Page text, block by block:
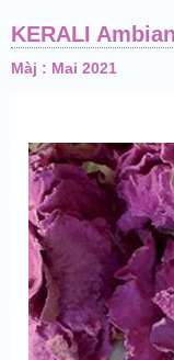
KERALI
Màj : Mai 2021